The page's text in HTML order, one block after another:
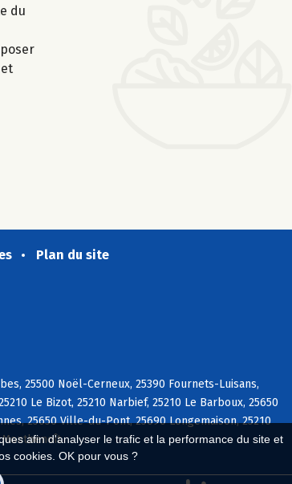
afin d'analyser le trafic et la performance du site et
cookies. OK pour vous ?
du
Plan du site
25500 Noël-Cerneux, 25390 Fournets-Luisans,
Le Bizot, 25210 Narbief, 25210 Le Barboux, 25650
25650 Ville-du-Pont, 25690 Longemaison, 25210
Montbenoît